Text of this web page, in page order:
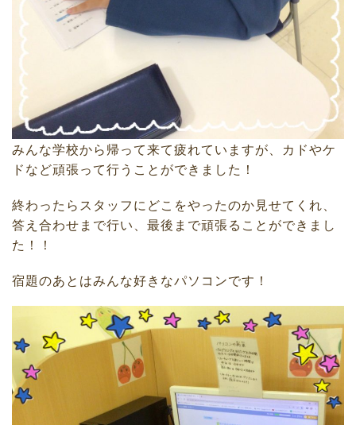
みんな学校から帰って来て疲れていますが、カドやケ
ドなど頑張って行うことができました！
終わったらスタッフにどこをやったのか見せてくれ、
答え合わせまで行い、最後まで頑張ることができまし
た！！
宿題のあとはみんな好きなパソコンです！